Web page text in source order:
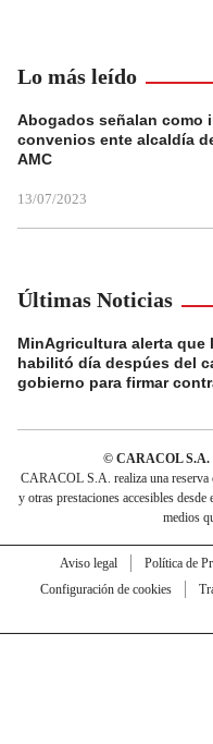
Lo más leído
Abogados señalan como
convenios ente alcaldía
AMC
13/07/2023
Últimas Noticias
MinAgricultura alerta que
habilitó día despúes del
gobierno para firmar
© CARACOL S.A.
CARACOL S.A. realiza una reserva
y otras prestaciones accesibles
medios
Aviso legal Política de
Configuración de cookies